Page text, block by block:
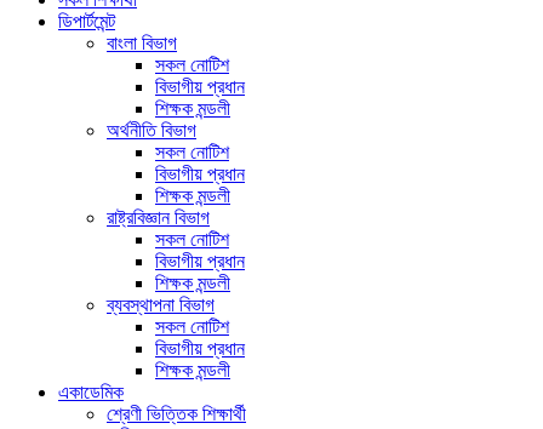
ডিপার্টমেন্ট
বাংলা বিভাগ
সকল নোটিশ
বিভাগীয় প্রধান
শিক্ষক মন্ডলী
অর্থনীতি বিভাগ
সকল নোটিশ
বিভাগীয় প্রধান
শিক্ষক মন্ডলী
রাষ্ট্রবিজ্ঞান বিভাগ
সকল নোটিশ
বিভাগীয় প্রধান
শিক্ষক মন্ডলী
ব্যবস্থাপনা বিভাগ
সকল নোটিশ
বিভাগীয় প্রধান
শিক্ষক মন্ডলী
একাডেমিক
শ্রেণী ভিত্তিক শিক্ষার্থী